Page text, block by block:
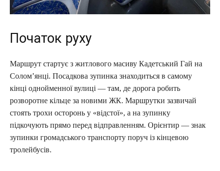
Початок руху
Маршрут стартує з житлового масиву Кадетський Гай на
Солом’янці. Посадкова зупинка знаходиться в самому
кінці однойменної вулиці — там, де дорога робить
розворотне кільце за новими ЖК. Маршрутки зазвичай
стоять трохи осторонь у «відстої», а на зупинку
підкочують прямо перед відправленням. Орієнтир — знак
зупинки громадського транспорту поруч із кінцевою
тролейбусів.